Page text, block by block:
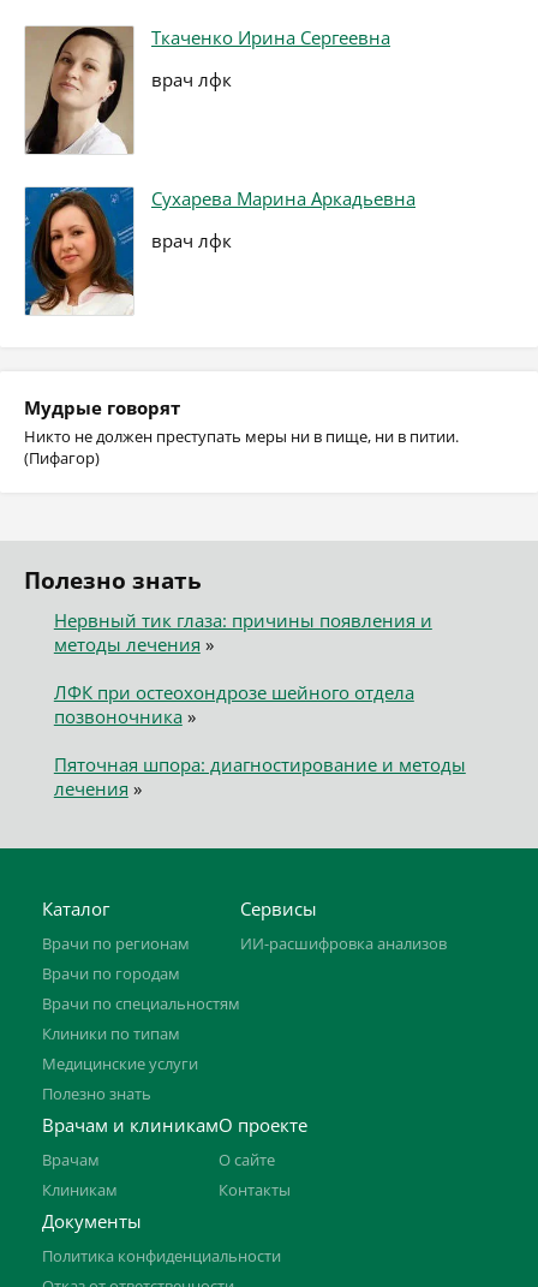
Ткаченко Ирина Сергеевна
врач лфк
Сухарева Марина Аркадьевна
врач лфк
Мудрые говорят
Никто не должен преступать меры ни в пище, ни в питии.
(Пифагор)
Полезно знать
Нервный тик глаза: причины появления и
методы лечения »
ЛФК при остеохондрозе шейного отдела
позвоночника»
Пяточная шпора: диагностирование и методы
лечения »
Каталог
Врачи по регионам
Врачи по городам
Врачи по специальностям
Клиники по типам
Медицинские услуги
Полезно знать
Сервисы
ИИ-расшифровка анализов
Врачам и клиникам
Врачам
Клиникам
О проекте
О сайте
Контакты
Документы
Политика конфиденциальности